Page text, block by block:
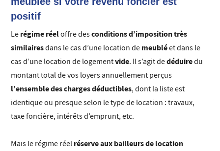
positif
Le régime réeloffre desconditions d’imposition très
similairesdans le cas d’une location de meubléet dans le
cas d’une location de logementvide. Il s’agit dedéduiredu
montant total de vos loyers annuellement perçus
l’ensemble des charges déductibles, dont la liste est
identique ou presque selon le type de location : travaux,
taxe foncière, intérêts d’emprunt, etc.
Mais le régime réel réserve aux bailleurs de location